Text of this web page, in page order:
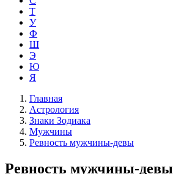
Т
У
Ф
Ш
Э
Ю
Я
Главная
Астрология
Знаки Зодиака
Мужчины
Ревность мужчины-девы
Ревность мужчины-девы